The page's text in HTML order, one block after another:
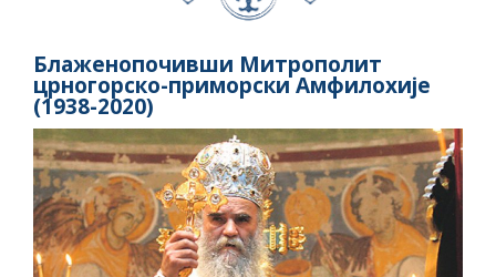
Блаженопочивши Митрополит
црногорско-приморски Амфилохије
(1938-2020)